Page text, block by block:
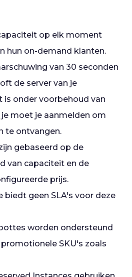
op elk moment
hun on-demand klanten.
van 30 seconden
de server van je
is onder voorbehoud van
moet je aanmelden om
te ontvangen.
gebaseerd op de
van capaciteit en de
prijs.
biedt geen SLA's voor deze
worden ondersteund
promotionele SKU's zoals